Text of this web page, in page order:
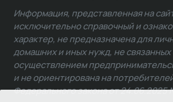
Информация, представленная на
исключительно справочный и
характер, не предназначена для
домашних и иных нужд, не связанных
осуществлением
и не ориентирована на
Федерального закона от